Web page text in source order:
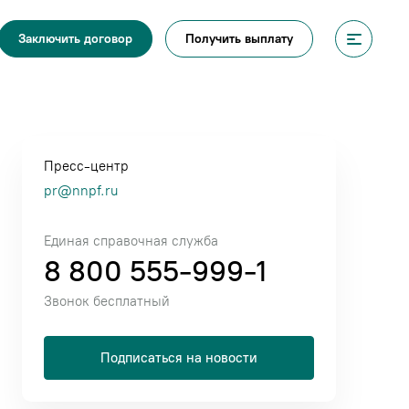
Заключить договор Получить выплату
Пресс-центр
pr@nnpf.ru
Единая справочная служба
8 800 555-999-1
Звонок бесплатный
Подписаться на новости